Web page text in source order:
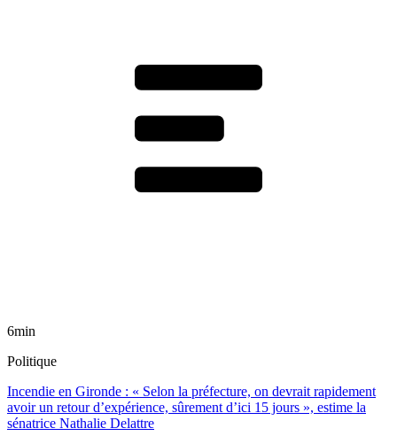
6min
Politique
Incendie en Gironde : « Selon la préfecture, on devrait rapidement
avoir un retour d’expérience, sûrement d’ici 15 jours », estime la
sénatrice Nathalie Delattre